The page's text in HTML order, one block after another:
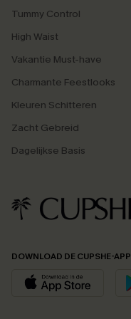
Tummy Control
High Waist
Vakantie Must-have
Charmante Feestlooks
Kleuren Schitteren
Zacht Gebreid
Dagelijkse Basis
DOWNLOAD DE CUPSHE-APP